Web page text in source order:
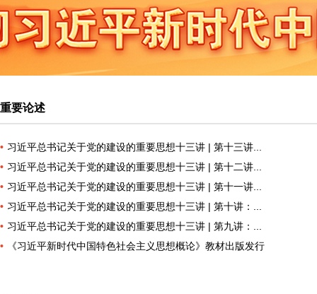
重要论述
习近平总书记关于党的建设的重要思想十三讲 | 第十三讲...
习近平总书记关于党的建设的重要思想十三讲 | 第十二讲...
习近平总书记关于党的建设的重要思想十三讲 | 第十一讲...
习近平总书记关于党的建设的重要思想十三讲 | 第十讲：...
习近平总书记关于党的建设的重要思想十三讲 | 第九讲：...
《习近平新时代中国特色社会主义思想概论》教材出版发行